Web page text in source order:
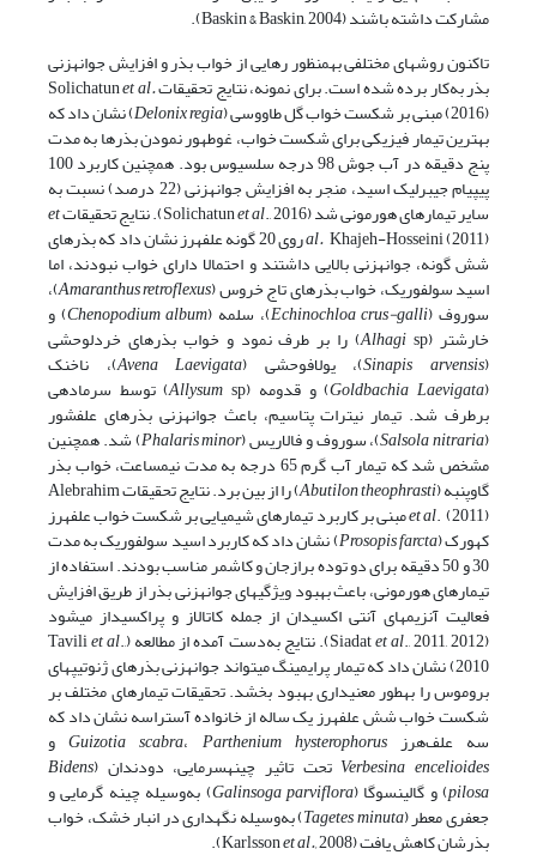
مشارکت داشته باشند (Baskin & Baskin, 2004).
تاکنون روش­های مختلفی به­منظور رهایی از خواب بذر و افزایش جوانه­زنی
بذر به‌کار برده شده است. برای نمونه، نتایج تحقیقات Solichatunet al.
(2016) مبنی بر شکست خواب گل طاووسی ( Delonix regia) نشان داد که
بهترین تیمار فیزیکی برای شکست خواب، غوطه­ور نمودن بذرها به مدت
پنج دقیقه در آب جوش 98 درجه سلسیوس بود. همچنین کاربرد 100
پی­پی­ام جیبرلیک اسید، منجر به افزایش جوانه­زنی (22 درصد) نسبت به
سایر تیمارهای هورمونی شد (Solichatun et al., 2016). نتایج تحقیقات et
al. Khajeh-Hosseini (2011) روی 20 گونه علف­هرز نشان داد که بذرهای
شش گونه، جوانه­زنی بالایی داشتند و احتمالا دارای خواب نبودند، اما
اسید سولفوریک، خواب بذرهای تاج خروس (Amaranthus retroflexus)،
سوروف (Echinochloa crus-galli)، سلمه (Chenopodium album) و
خارشتر ( Alhagisp) را بر طرف نمود و خواب بذرهای خردل­وحشی
(
Sinapis arvensis)، یولاف­وحشی ( Avena Laevigata )، ناخنک
(
Goldbachia Laevigata) و قدومه ( Allysumsp) توسط سرمادهی
برطرف شد. تیمار نیترات پتاسیم، باعث جوانه­زنی بذرهای علف­شور
(
Salsola nitraria)، سوروف و فالاریس (Phalaris minor) شد. همچنین
مشخص شد که تیمار آب گرم 65 درجه به مدت نیم­ساعت، خواب بذر
گاوپنبه (Abutilon theophrasti) را از بین برد. نتایج تحقیقات Alebrahim
et al. (2011) مبنی بر کاربرد تیمارهای شیمیایی بر شکست خواب علف­هرز
کهورک (Prosopis farcta) نشان داد که کاربرد اسید سولفوریک به مدت
30 و 50 دقیقه برای دو توده برازجان و کاشمر مناسب بودند. استفاده از
تیمارهای هورمونی، باعث بهبود ویژگی­های جوانه­زنی بذر از طریق افزایش
فعالیت آنزیم­های آنتی اکسیدان از جمله کاتالاز و پراکسیداز می­شود
(Siadat
et al., 2011, 2012). نتایج به‌دست آمده از مطالعه (Tavili et al.,
2010) نشان داد که تیمار پرایمینگ می­تواند جوانه­زنی بذرهای ژنوتیپ­های
بروموس را به­طور معنی­داری بهبود بخشد. تحقیقات تیمارهای مختلف بر
شکست خواب شش علف­هرز یک ساله از خانواده آستراسه نشان داد که
سه علف‌هرز Guizotia scabra، Parthenium hysterophorus و
Verbesina encelioides تحت تاثیر چینه­سرمایی، دودندان (Bidens
pilosa) و گالینسوگا (Galinsoga parviflora) به‌وسیله چینه گرمایی و
جعفری معطر (Tagetes minuta) به‌وسیله نگهداری در انبار خشک، خواب
بذرشان کاهش یافت (Karlsson et al.,2008).